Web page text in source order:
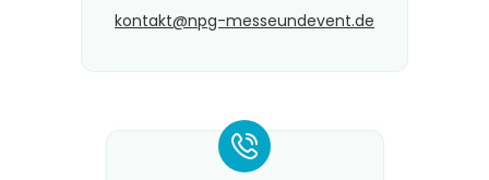
kontakt@​npg-messeundevent.de
*